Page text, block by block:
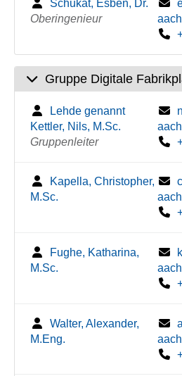
Schukat, Esben, Dr.
Oberingenieur
Gruppe Digitale
Lehde genannt
Kettler, Nils, M.Sc.
Gruppenleiter
Kapella, Christopher,
M.Sc.
Fughe, Katharina,
M.Sc.
Walter, Alexander,
M.Eng.